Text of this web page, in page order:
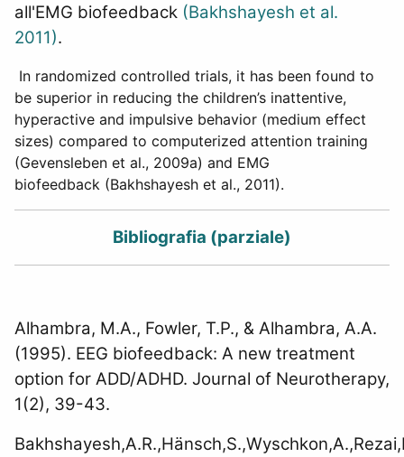
all'EMG biofeedback (Bakhshayesh et al.
2011).
In randomized controlled trials, it has been found to
be superior in reducing the children’s inattentive,
hyperactive and impulsive behavior (medium effect
sizes) compared to computerized attention training
(Gevensleben et al., 2009a) and EMG
biofeedback (Bakhshayesh et al., 2011).
Bibliografia (parziale)
Alhambra, M.A., Fowler, T.P., & Alhambra, A.A.
(1995). EEG biofeedback: A new treatment
option for ADD/ADHD. Journal of Neurotherapy,
1(2), 39-43.